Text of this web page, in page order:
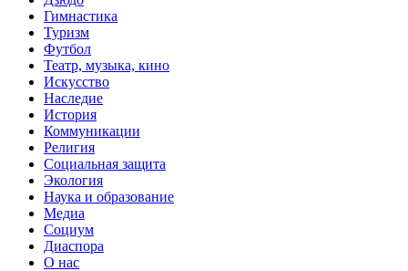
Гимнастика
Туризм
Футбол
Театр, музыка, кино
Искусство
Наследие
История
Коммуникации
Религия
Социальная защита
Экология
Наука и образование
Медиа
Социум
Диаспора
О нас